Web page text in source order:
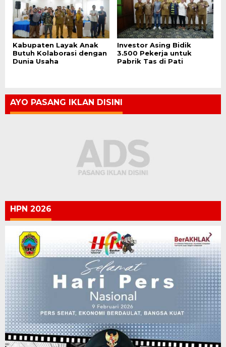
Kabupaten Layak Anak
Butuh Kolaborasi dengan
Dunia Usaha
Investor Asing Bidik
3.500 Pekerja untuk
Pabrik Tas di Pati
AYO PASANG IKLAN DISINI
HPN 2026